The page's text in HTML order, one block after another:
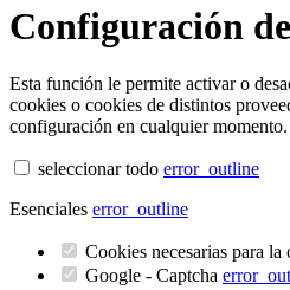
Configuración
Esta función le permite activar o
cookies o cookies de distintos
configuración en cualquier momento.
seleccionar todo error_outline
Esenciales error_outline
Cookies necesarias para la
Google - Captcha